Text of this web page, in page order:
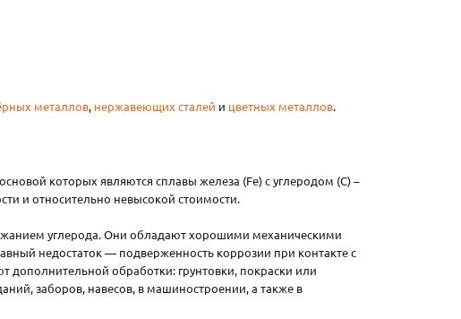
металлов, нержавеющих сталей и цветных металлов.
которых являются сплавы железа (Fe) с углеродом (C) –
и относительно невысокой стоимости.
углерода. Они обладают хорошими механическими
недостаток — подверженность коррозии при контакте с
дополнительной обработки: грунтовки, покраски или
заборов, навесов, в машиностроении, а также в